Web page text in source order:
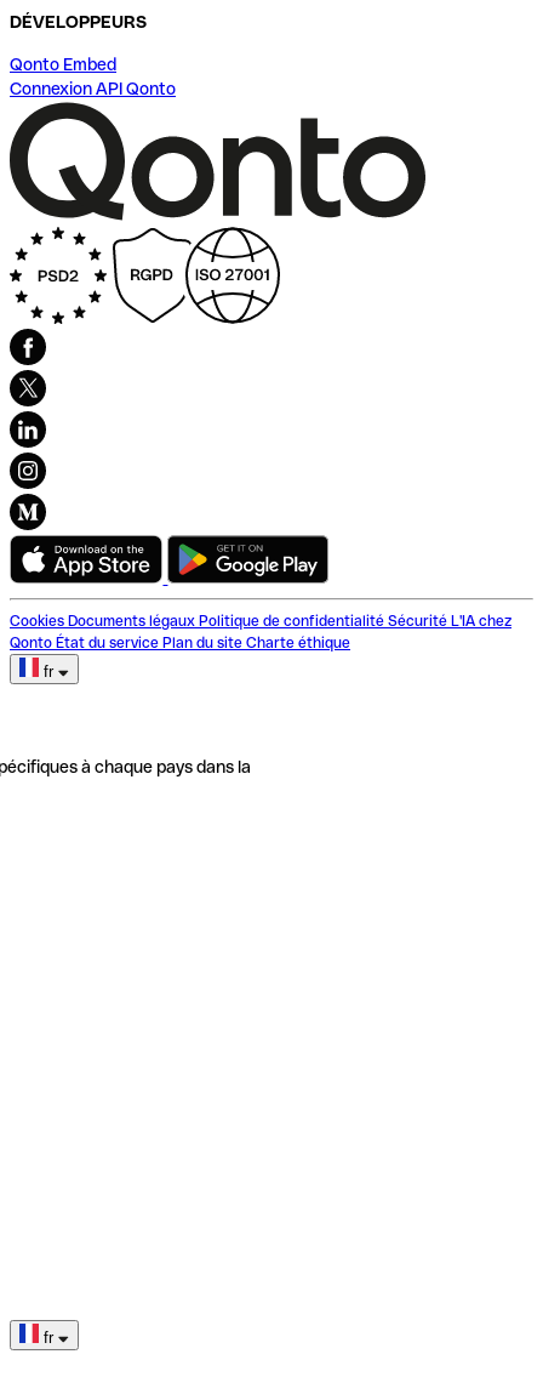
DÉVELOPPEURS
Qonto Embed
Connexion API Qonto
Cookies Documents légaux Politique de confidentialité Sécurité L'IA chez
Qonto État du service Plan du site Charte éthique
fr
à chaque pays dans la
fr